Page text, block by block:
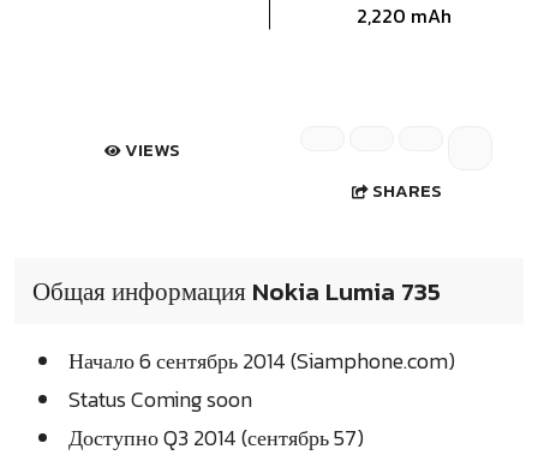
2,220 mAh
VIEWS
SHARES
Общая информация Nokia Lumia 735
Начало 6 сентябрь 2014 (Siamphone.com)
Status Coming soon
Доступно Q3 2014 (сентябрь 57)